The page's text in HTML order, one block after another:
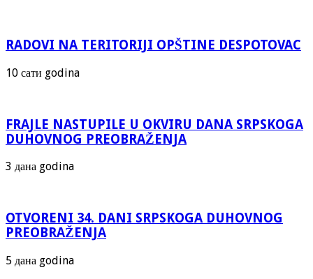
RADOVI NA TERITORIJI OPŠTINE DESPOTOVAC
10 сати godina
FRAJLE NASTUPILE U OKVIRU DANA SRPSKOGA
DUHOVNOG PREOBRAŽENJA
3 дана godina
OTVORENI 34. DANI SRPSKOGA DUHOVNOG
PREOBRAŽENJA
5 дана godina